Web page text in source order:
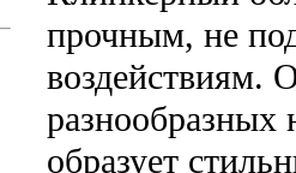
прочным, не
воздействиям.
разнообразных
образует